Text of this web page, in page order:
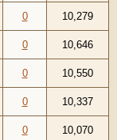
0
10,279
0
10,646
0
10,550
0
10,337
0
10,070